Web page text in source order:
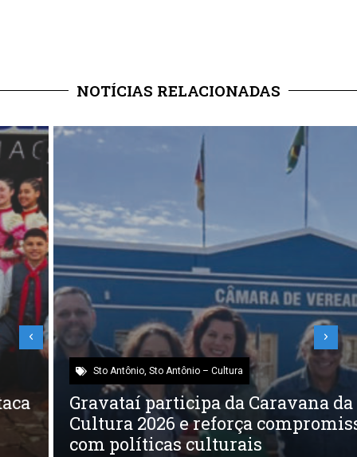
NOTÍCIAS RELACIONADAS
Sto Antônio ,Sto Antônio – Cultura
Gravataí participa da Caravana da
Cultura 2026 e reforça compromisso
com políticas culturais